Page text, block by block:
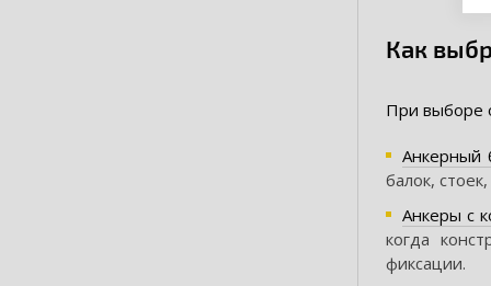
Как
При выборе
Анкерный
балок,
Анкеры с
когда
фиксации.